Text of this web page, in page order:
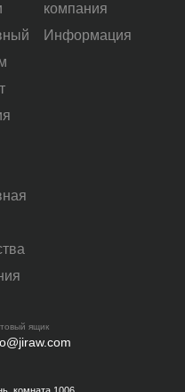
компания
Информация
ящик